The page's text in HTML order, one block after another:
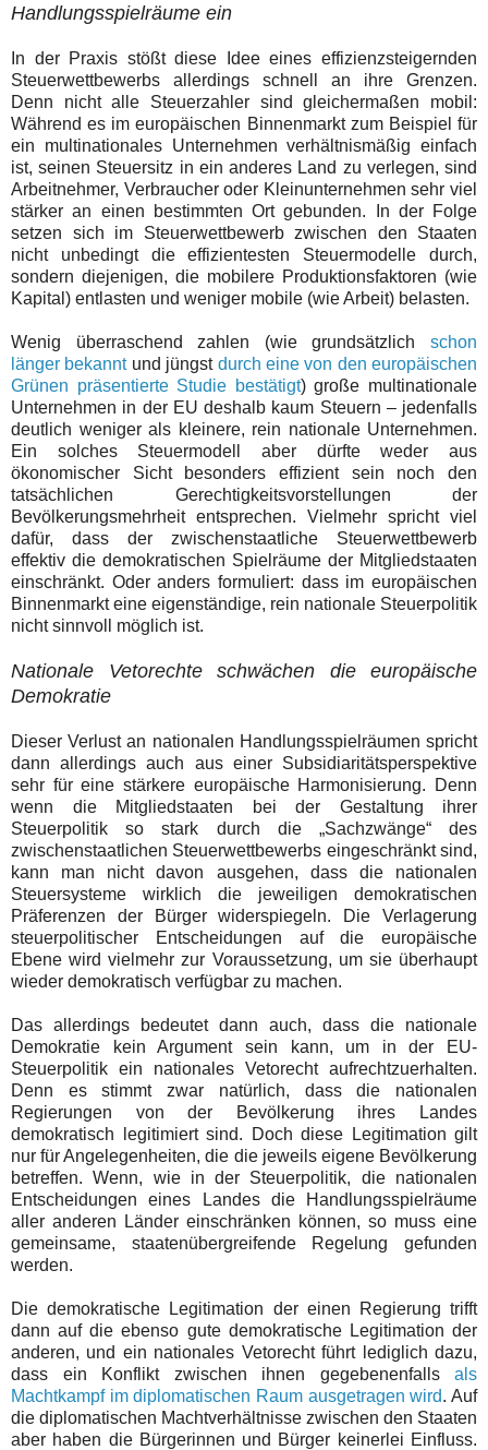
Handlungsspielräume ein
In der Praxis stößt diese Idee eines effizienzsteigernden
Steuerwettbewerbs allerdings schnell an ihre Grenzen.
Denn nicht alle Steuerzahler sind gleichermaßen mobil:
Während es im europäischen Binnenmarkt zum Beispiel für
ein multinationales Unternehmen verhältnismäßig einfach
ist, seinen Steuersitz in ein anderes Land zu verlegen, sind
Arbeitnehmer, Verbraucher oder Kleinunternehmen sehr viel
stärker an einen bestimmten Ort gebunden. In der Folge
setzen sich im Steuerwettbewerb zwischen den Staaten
nicht unbedingt die effizientesten Steuermodelle durch,
sondern diejenigen, die mobilere Produktionsfaktoren (wie
Kapital) entlasten und weniger mobile (wie Arbeit) belasten.
Wenig überraschend zahlen (wie grundsätzlich schon
länger bekanntund jüngst durch eine von den europäischen
Grünen präsentierte Studie bestätigt) große multinationale
Unternehmen in der EU deshalb kaum Steuern – jedenfalls
deutlich weniger als kleinere, rein nationale Unternehmen.
Ein solches Steuermodell aber dürfte weder aus
ökonomischer Sicht besonders effizient sein noch den
tatsächlichen Gerechtigkeitsvorstellungen der
Bevölkerungsmehrheit entsprechen. Vielmehr spricht viel
dafür, dass der zwischenstaatliche Steuerwettbewerb
effektiv die demokratischen Spielräume der Mitgliedstaaten
einschränkt. Oder anders formuliert: dass im europäischen
Binnenmarkt eine eigenständige, rein nationale Steuerpolitik
nicht sinnvoll möglich ist.
Nationale Vetorechte schwächen die europäische
Demokratie
Dieser Verlust an nationalen Handlungsspielräumen spricht
dann allerdings auch aus einer Subsidiaritätsperspektive
sehr für eine stärkere europäische Harmonisierung. Denn
wenn die Mitgliedstaaten bei der Gestaltung ihrer
Steuerpolitik so stark durch die „Sachzwänge“ des
zwischenstaatlichen Steuerwettbewerbs eingeschränkt sind,
kann man nicht davon ausgehen, dass die nationalen
Steuersysteme wirklich die jeweiligen demokratischen
Präferenzen der Bürger widerspiegeln. Die Verlagerung
steuerpolitischer Entscheidungen auf die europäische
Ebene wird vielmehr zur Voraussetzung, um sie überhaupt
wieder demokratisch verfügbar zu machen.
Das allerdings bedeutet dann auch, dass die nationale
Demokratie kein Argument sein kann, um in der EU-
Steuerpolitik ein nationales Vetorecht aufrechtzuerhalten.
Denn es stimmt zwar natürlich, dass die nationalen
Regierungen von der Bevölkerung ihres Landes
demokratisch legitimiert sind. Doch diese Legitimation gilt
nur für Angelegenheiten, die die jeweils eigene Bevölkerung
betreffen. Wenn, wie in der Steuerpolitik, die nationalen
Entscheidungen eines Landes die Handlungsspielräume
aller anderen Länder einschränken können, so muss eine
gemeinsame, staatenübergreifende Regelung gefunden
werden.
Die demokratische Legitimation der einen Regierung trifft
dann auf die ebenso gute demokratische Legitimation der
anderen, und ein nationales Vetorecht führt lediglich dazu,
dass ein Konflikt zwischen ihnen gegebenenfalls als
Machtkampf im diplomatischen Raum ausgetragen wird. Auf
die diplomatischen Machtverhältnisse zwischen den Staaten
aber haben die Bürgerinnen und Bürger keinerlei Einfluss.